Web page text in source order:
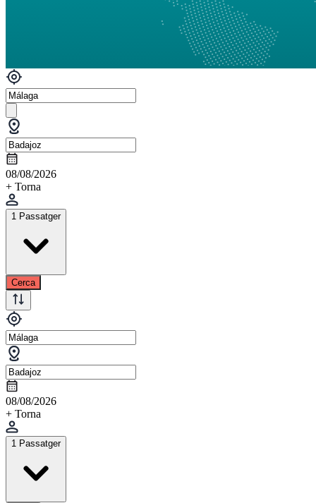
08/08/2026
+ Torna
1 Passatger
Cerca
08/08/2026
+ Torna
1 Passatger